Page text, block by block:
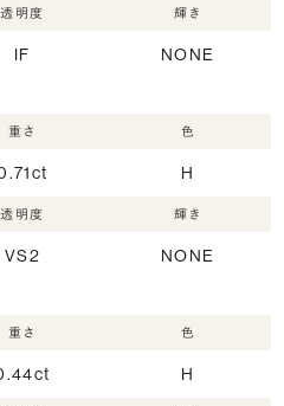
透明度
IF
輝き
NONE
重さ 色
H
透明度
VS2
輝き
NONE
重さ 色
H